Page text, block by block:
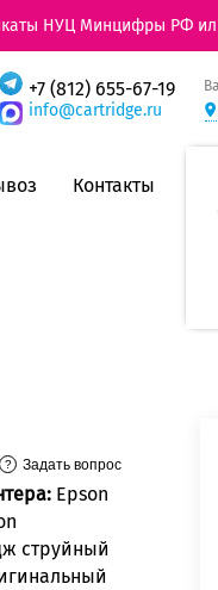
НУЦ Минцифры РФ
+7 (812) 655-67-19
info@cartridge.ru
Контакты
Задать вопрос
Epson
струйный